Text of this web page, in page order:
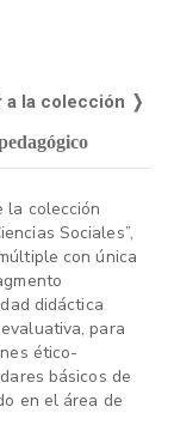
a la colección ❭
la colección
Sociales”,
con única
didáctica
para
ético-
básicos de
en el área de